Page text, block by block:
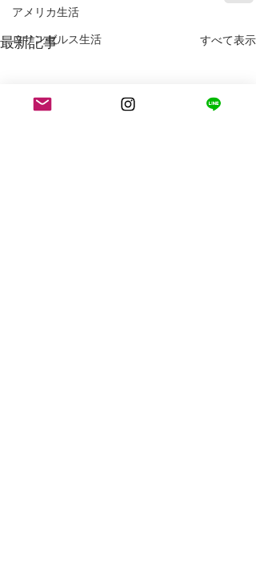
アメリカ生活
ロサンゼルス生活
最新記事 すべて表示